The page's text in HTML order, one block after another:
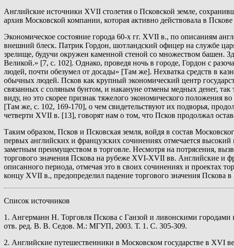
Английские источники XVII столетия о Псковской земле,
архив Московской компании, которая активно действовала в Пскове
Экономическое состояние города 60-х гг. XVII в., по описаниям
внешний блеск. Патрик Гордон, шотландский офицер на службе
зрелище, будучи окружен каменной стеной со множеством башен.
Великой.» [7, с. 102]. Однако, проведя ночь в городе, Гордон с
людей, почти обезумел от досады» [Там же]. Нехватка средств в
обычных людей. Псков как крупный экономический центр
связанных с соляным бунтом, и накануне отмены медных денег,
виду, но это скорее признак тяжелого экономического положения
[Там же, с. 102, 169-170], о чем свидетельствуют их подворья,
четверти XVII в. [13], говорят нам о том, что Псков продолжал
Таким образом, Псков и Псковская земля, войдя в состав
первых английских и французских сочинениях отмечается
заметным преимуществом в торговле. Несмотря на потрясения,
торгового значения Пскова на рубеже XVI-XVII вв. Английские и
описанного периода, отмечая это в своих сочинениях и проектах
концу XVII в., предопределил падение торгового значения Пскова
Список источников
1. Ангерманн Н. Торговля Пскова с Ганзой и ливонскими
отв. ред. В. В. Седов. М.: МГУП, 2003. Т. 1. С. 305-309.
2. Английские путешественники в Московском государстве в